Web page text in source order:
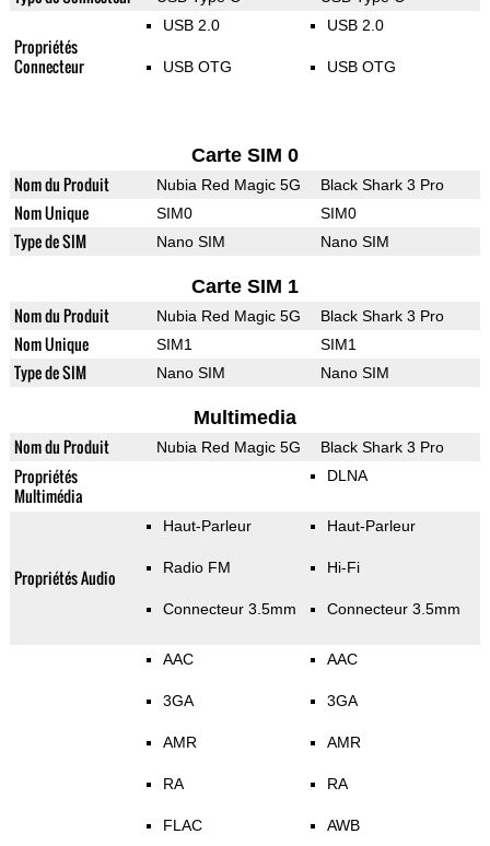
Propriétés
Connecteur
USB 2.0
USB OTG
USB 2.0
USB OTG
Carte SIM 0
Nom du Produit Nubia Red Magic 5G Black Shark 3 Pro
Nom Unique SIM0 SIM0
Type de SIM Nano SIM Nano SIM
Carte SIM 1
Nom du Produit Nubia Red Magic 5G Black Shark 3 Pro
Nom Unique SIM1 SIM1
Type de SIM Nano SIM Nano SIM
Multimedia
Nom du Produit Nubia Red Magic 5G Black Shark 3 Pro
Propriétés
Multimédia
DLNA
Propriétés Audio
Haut-Parleur
Radio FM
Connecteur 3.5mm
Haut-Parleur
Hi-Fi
Connecteur 3.5mm
AAC
3GA
AMR
RA
FLAC
AAC
3GA
AMR
RA
AWB